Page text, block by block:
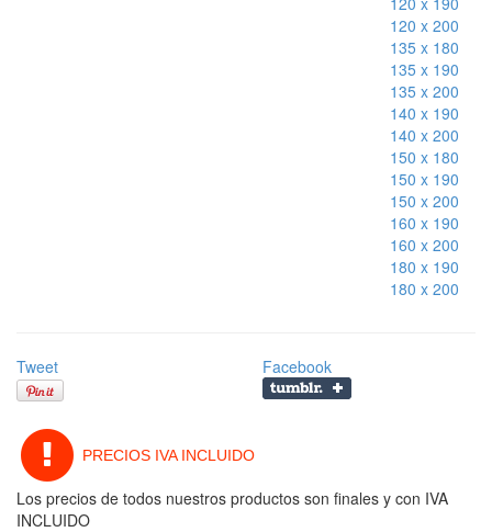
120 x 200
135 x 180
135 x 190
135 x 200
140 x 190
140 x 200
150 x 180
150 x 190
150 x 200
160 x 190
160 x 200
180 x 190
180 x 200
Tweet Facebook
PRECIOS IVA INCLUIDO
Los precios de todos nuestros productos son finales y con IVA
INCLUIDO